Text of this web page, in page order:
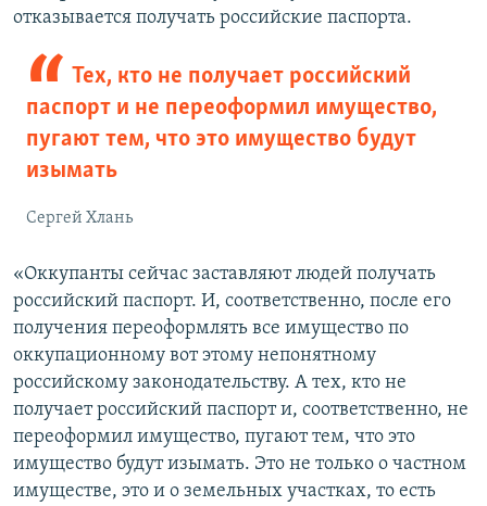
отказывается получать российские паспорта.
Тех, кто не получает российский
паспорт и не переоформил имущество,
пугают тем, что это имущество будут
изымать
Сергей Хлань
«Оккупанты сейчас заставляют людей получать
российский паспорт. И, соответственно, после его
получения переоформлять все имущество по
оккупационному вот этому непонятному
российскому законодательству. А тех, кто не
получает российский паспорт и, соответственно, не
переоформил имущество, пугают тем, что это
имущество будут изымать. Это не только о частном
имуществе, это и о земельных участках, то есть